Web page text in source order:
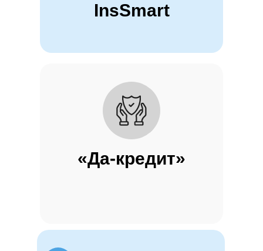
InsSmart
«Да-кредит»